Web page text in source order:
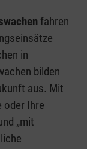
fahren
in
bilden
aus. Mit
oder Ihre
„mit